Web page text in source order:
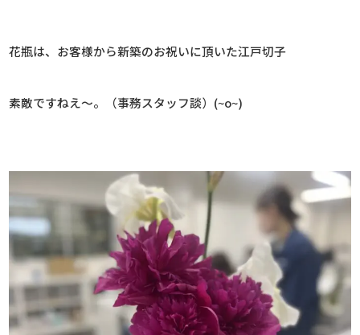
花瓶は、お客様から新築のお祝いに頂いた江戸切子
素敵ですねえ～。（事務スタッフ談）(~o~)